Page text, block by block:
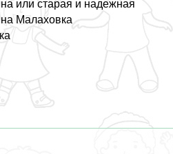
или старая и надежная
Малаховка